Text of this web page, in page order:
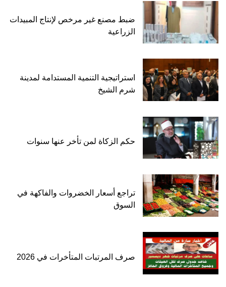
ضبط مصنع غير مرخص لإنتاج المبيدات
الزراعية
استراتيجية التنمية المستدامة لمدينة
شرم الشيخ
حكم الزكاة لمن تأخر عنها سنوات
تراجع أسعار الخضروات والفاكهة في
السوق
صرف المرتبات المتأخرات في 2026